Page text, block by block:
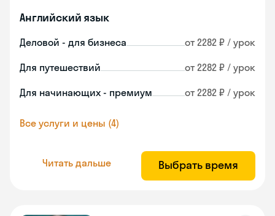
Английский язык
Деловой - для бизнеса от 2282 ₽ / урок
Для путешествий от 2282 ₽ / урок
Для начинающих - премиум от 2282 ₽ / урок
Все услуги и цены (4)
Читать дальше Выбрать время